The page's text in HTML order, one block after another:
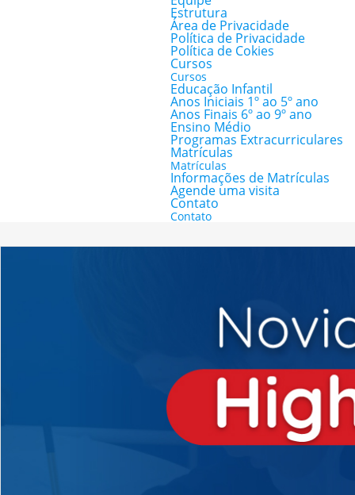
Estrutura
Área de Privacidade
Política de Privacidade
Política de Cokies
Cursos
Cursos
Educação Infantil
Anos Iniciais 1º ao 5º ano
Anos Finais 6º ao 9º ano
Ensino Médio
Programas Extracurriculares
Matrículas
Matrículas
Informações de Matrículas
Agende uma visita
Contato
Contato